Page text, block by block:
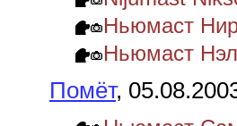
Ньюмаст
Ньюмаст
Помёт,